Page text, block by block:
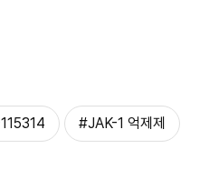
#JAK-1 억제제